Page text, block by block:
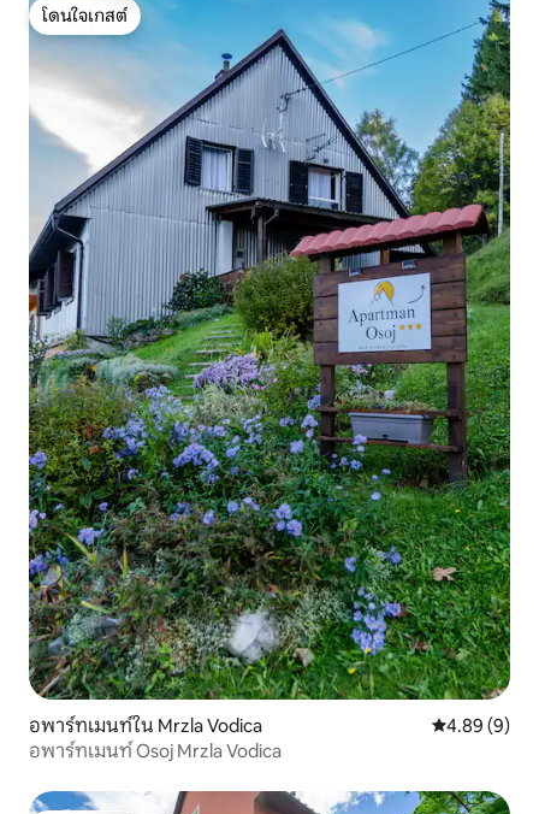
โดนใจเกสต์
โดนใจเกสต์
อพาร์ทเมนท์ใน Mrzla Vodica คะแนนเฉลี่ย
4.89 (9)
อพาร์ทเมนท์ Osoj Mrzla Vodica